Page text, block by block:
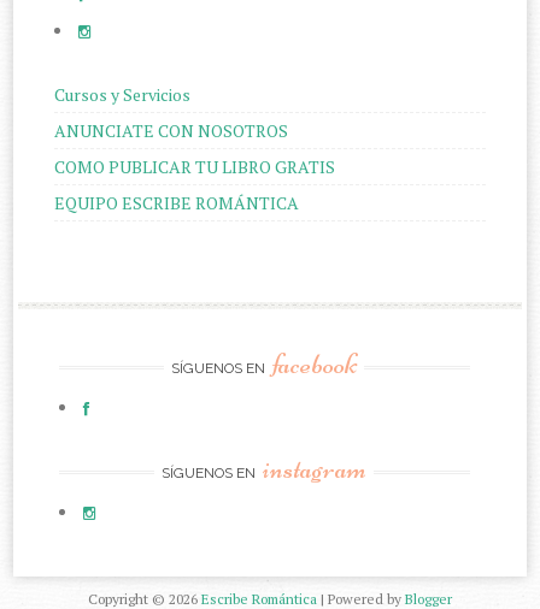
Cursos y Servicios
ANUNCIATE CON NOSOTROS
COMO PUBLICAR TU LIBRO GRATIS
EQUIPO ESCRIBE ROMÁNTICA
SÍGUENOS EN facebook
SÍGUENOS EN instagram
Copyright © 2026 Escribe Romántica | Powered by Blogger